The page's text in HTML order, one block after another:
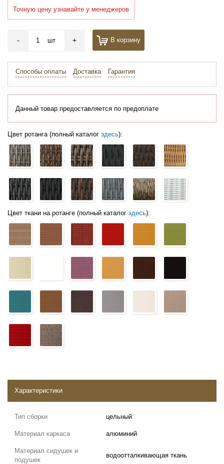
Точную цену узнавайте у менеджеров
- шт + В корзину
Способы оплаты Доставка Гарантия
Данный товар предоставляется по предоплате
Цвет ротанга (полный каталог здесь):
Цвет ткани на ротанге (полный каталог здесь):
Характеристики
Тип сборки цельный
Материал каркаса алюминий
Материал сидушек и
подушек
водоотталкивающая ткань